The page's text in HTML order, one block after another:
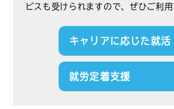
ビスも受けられますので、ぜひご利用
キャリアに応じた就活
就労定着支援